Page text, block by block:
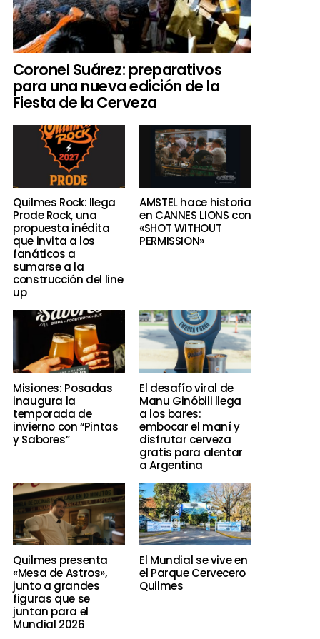
Coronel Suárez: preparativos
para una nueva edición de la
Fiesta de la Cerveza
Quilmes Rock: llega
Prode Rock, una
propuesta inédita
que invita a los
fanáticos a
sumarse a la
construcción del line
up
AMSTEL hace historia
en CANNES LIONS con
«SHOT WITHOUT
PERMISSION»
Misiones: Posadas
inaugura la
temporada de
invierno con “Pintas
y Sabores”
El desafío viral de
Manu Ginóbili llega
a los bares:
embocar el maní y
disfrutar cerveza
gratis para alentar
a Argentina
Quilmes presenta
«Mesa de Astros»,
junto a grandes
figuras que se
juntan para el
Mundial 2026
El Mundial se vive en
el Parque Cervecero
Quilmes